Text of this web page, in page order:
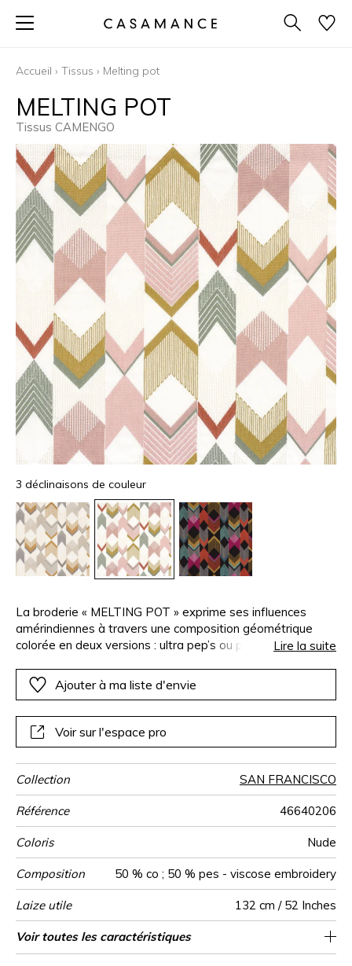
Accueil › Tissus › Melting pot
MELTING POT
Tissus CAMENGO
3 déclinaisons de couleur
La broderie « MELTING POT » exprime ses influences
amérindiennes à travers une composition géométrique
colorée en deux versions : ultra pep’s ou plus pastel. Une
tonalités, les contrastes et les lumières, provoquant un
mouvement esthétique et très énergique.
Lire la suite
Ajouter à ma liste d'envie
Voir sur l'espace pro
Collection SAN FRANCISCO
Référence 46640206
Coloris Nude
Composition 50 % co ; 50 % pes - viscose embroidery
Laize utile 132 cm / 52 Inches
Rétrécissement <3%
Raccord Raccord droit
Sens De large
Poids g/m² 385
Performance
Accoustique
aw - 0.15
Usage
Entretien
Pays d'origine Inde
Rapport
Horizontal
66 cm / 26 Inches
Rapport
Vertical
31 cm / 12 Inches
Caractéristiques
Outdoor
Voir toutes les caractéristiques